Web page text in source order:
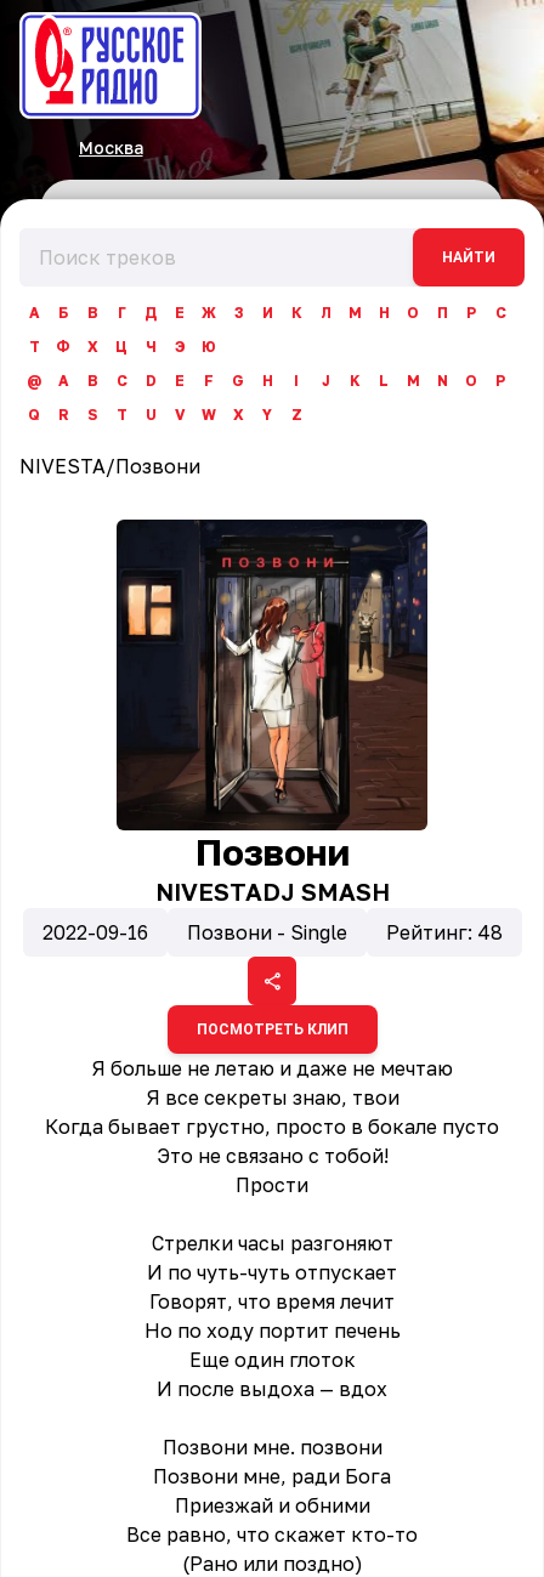
Москва
НАЙТИ
А Б В Г Д Е Ж З И К Л М Н О П Р
С
Т
Ф Х Ц Ч Э
Ю
@
A B C D E F G H I J K L M N O
P
Q
R S T U V W X Y Z
NIVESTA/Позвони
Позвони
NIVESTADJ SMASH
2022-09-16 Позвони - Single Рейтинг: 48
ПОСМОТРЕТЬ КЛИП
Я больше не летаю и даже не мечтаю
Я все секреты знаю, твои
Когда бывает грустно, просто в бокале пусто
Это не связано с тобой!
Прости
Стрелки часы разгоняют
И по чуть-чуть отпускает
Говорят, что время лечит
Но по ходу портит печень
Еще один глоток
И после выдоха — вдох
Позвони мне. позвони
Позвони мне, ради Бога
Приезжай и обними
Все равно, что скажет кто-то
(Рано или поздно)